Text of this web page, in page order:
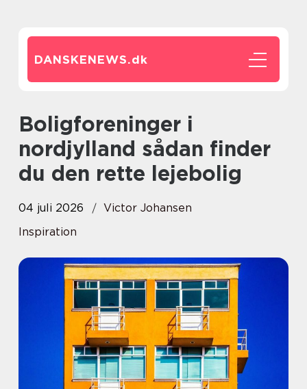
DANSKENEWS.dk
Boligforeninger i
nordjylland sådan finder
du den rette lejebolig
04 juli 2026
Victor Johansen
Inspiration